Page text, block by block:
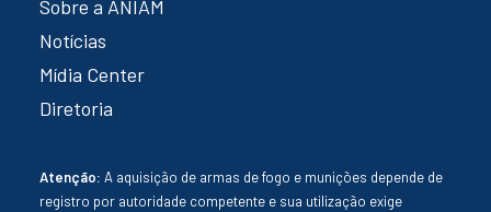
Sobre a ANIAM
Notícias
Mídia Center
Diretoria
Atenção: A aquisição de armas de fogo e munições depende de
registro por autoridade competente e sua utilização exige